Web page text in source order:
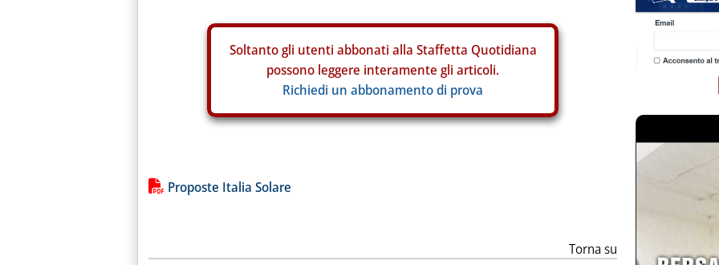
Soltanto gli utenti abbonati alla Staffetta Quotidiana
possono leggere interamente gli articoli.
Richiedi un abbonamento di prova
Lista allegati PDF alla notizia
Proposte Italia Solare
Torna su